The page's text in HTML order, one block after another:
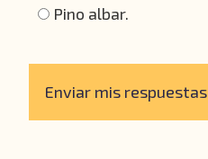
Pino albar.
Enviar mis respuestas